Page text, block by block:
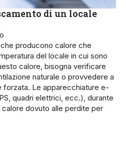
di un locale
producono calore che
del locale in cui sono
calore, bisogna verificare
naturale o provvedere a
forzata. Le apparecchiature e­
quadri elettrici, ecc.), durante
dovuto alle perdite per